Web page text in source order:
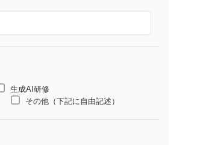
生成AI研修
その他（下記に自由記述）